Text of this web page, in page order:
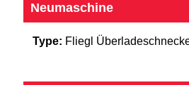
Neumaschine
Type: Fliegl